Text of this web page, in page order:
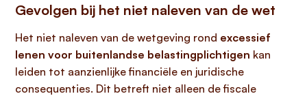
Gevolgen bij het niet naleven van de wet
Het niet naleven van de wetgeving rond excessief
lenen voor buitenlandse belastingplichtigen kan
leiden tot aanzienlijke financiële en juridische
consequenties. Dit betreft niet alleen de fiscale